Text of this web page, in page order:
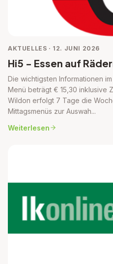
AKTUELLES · 12. JUNI 2026
Hi5 - Essen auf
Die wichtigsten Informationen
Menü beträgt € 15,30 inklusive
Wildon erfolgt 7 Tage die
Mittagsmenüs zur Auswah...
Weiterlesen